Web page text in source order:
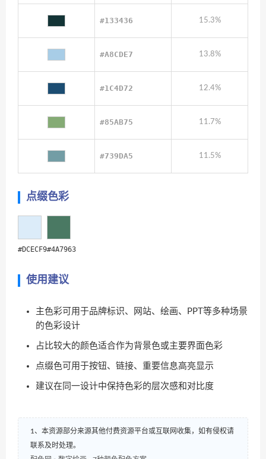
#133436 15.3%
#A8CDE7 13.8%
#1C4D72 12.4%
#85AB75 11.7%
#739DA5 11.5%
点缀色彩
#DCECF9#4A7963
使用建议
主色彩可用于品牌标识、网站、绘画、PPT等多种场景
的色彩设计
占比较大的颜色适合作为背景色或主要界面色彩
点缀色可用于按钮、链接、重要信息高亮显示
建议在同一设计中保持色彩的层次感和对比度
1、本资源部分来源其他付费资源平台或互联网收集，如有侵权请
联系及时处理。